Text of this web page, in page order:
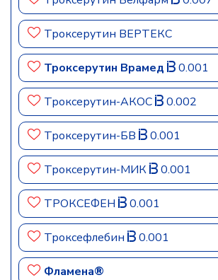
Троксерутин ВЕРТЕКС
Троксерутин Врамед 0.001
Троксерутин-АКОС 0.002
Троксерутин-БВ 0.001
Троксерутин-МИК 0.001
ТРОКСЕФЕН 0.001
Троксефлебин 0.001
Фламена®